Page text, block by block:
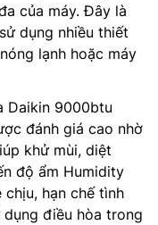
của máy. Đây là
dụng nhiều thiết
lạnh hoặc máy
Daikin 9000btu
đánh giá cao nhờ
khử mùi, diệt
độ ẩm Humidity
hạn chế tình
điều hòa trong